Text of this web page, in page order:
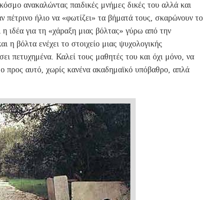
ανακαλώντας παιδικές μνήμες δικές του αλλά και
ήλιο να «φωτίζει» τα βήματά τους, σκαρώνουν το
ιδέα για τη «χάραξη μιας βόλτας» γύρω από την
βόλτα ενέχει το στοιχείο μιας ψυχολογικής
πετυχημένα. Καλεί τους μαθητές του και όχι μόνο, να
προς αυτό, χωρίς κανένα ακαδημαϊκό υπόβαθρο, απλά